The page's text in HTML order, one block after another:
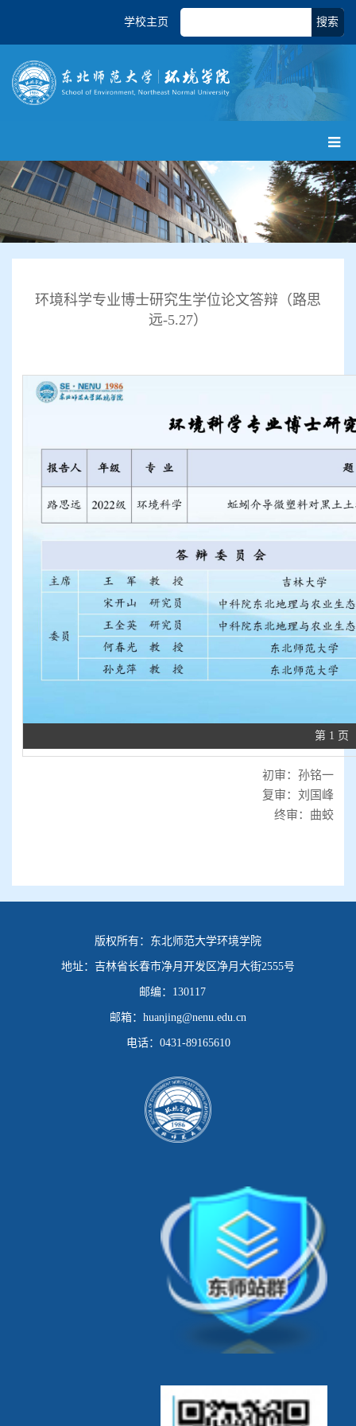
搜索
学校主页
环境科学专业博士研究生学位论文答辩（路思
远-5.27）
第 1 页
初审：孙铭一
复审：刘国峰
终审：曲蛟
版权所有： 东北师范大学环境学院
地址： 吉林省长春市净月开发区净月大街2555号
邮编： 130117
邮箱： huanjing@nenu.edu.cn
电话： 0431-89165610